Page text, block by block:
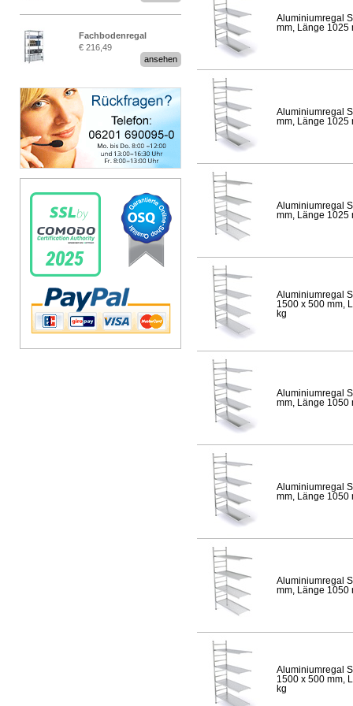
Fachbodenregal
Stecksystem MultiPlus
€ 216,49
ansehen
Aluminiumregal
mm, Länge 1025
Aluminiumregal
mm, Länge 1025
Aluminiumregal
mm, Länge 1025
Aluminiumregal
1500 x 500 mm,
kg
Aluminiumregal
mm, Länge 1050
Aluminiumregal
mm, Länge 1050
Aluminiumregal
mm, Länge 1050
Aluminiumregal
1500 x 500 mm,
kg